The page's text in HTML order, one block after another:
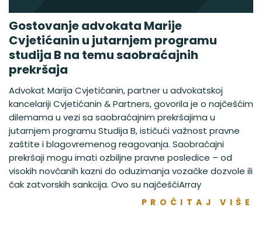
Gostovanje advokata Marije
Cvjetićanin u jutarnjem programu
studija B na temu saobraćajnih
prekršaja
Advokat Marija Cvjetićanin, partner u advokatskoj
kancelariji Cvjetićanin & Partners, govorila je o najčešćim
dilemama u vezi sa saobraćajnim prekršajima u
jutarnjem programu Studija B, ističući važnost pravne
zaštite i blagovremenog reagovanja. Saobraćajni
prekršaji mogu imati ozbiljne pravne posledice – od
visokih novčanih kazni do oduzimanja vozačke dozvole ili
čak zatvorskih sankcija. Ovo su najčešćiArray
PROČITAJ VIŠE